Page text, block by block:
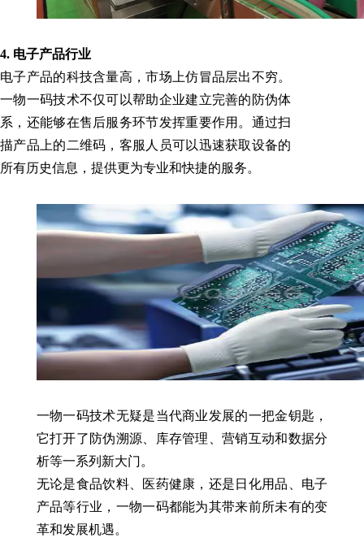
4. 电子产品行业
电子产品的科技含量高，市场上仿冒品层出不穷。
一物一码技术不仅可以帮助企业建立完善的防伪体
系，还能够在售后服务环节发挥重要作用。通过扫
描产品上的二维码，客服人员可以迅速获取设备的
所有历史信息，提供更为专业和快捷的服务。
一物一码技术无疑是当代商业发展的一把金钥匙，
它打开了防伪溯源、库存管理、营销互动和数据分
析等一系列新大门。
无论是食品饮料、医药健康，还是日化用品、电子
产品等行业，一物一码都能为其带来前所未有的变
革和发展机遇。